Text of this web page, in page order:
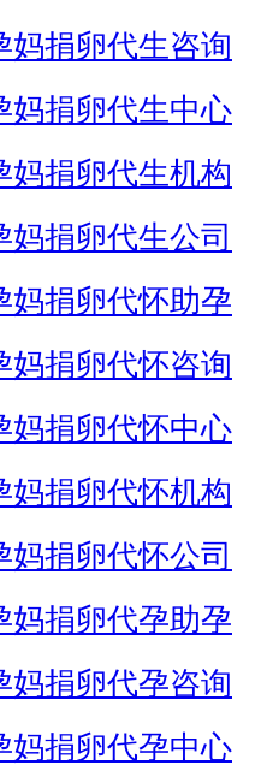
妈捐卵代生咨询
妈捐卵代生中心
妈捐卵代生机构
妈捐卵代生公司
妈捐卵代怀助孕
妈捐卵代怀咨询
妈捐卵代怀中心
妈捐卵代怀机构
妈捐卵代怀公司
妈捐卵代孕助孕
妈捐卵代孕咨询
妈捐卵代孕中心